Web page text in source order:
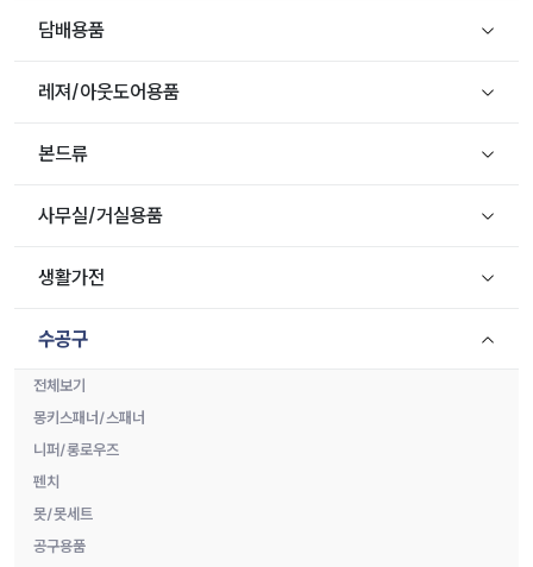
담배용품
레져/아웃도어용품
본드류
사무실/거실용품
생활가전
수공구
전체보기
몽키스패너/스패너
니퍼/롱로우즈
펜치
못/못세트
공구용품